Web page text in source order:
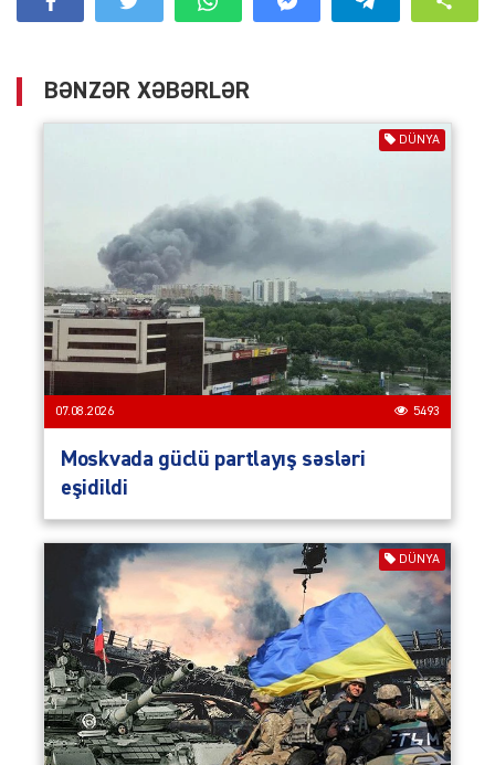
BƏNZƏR XƏBƏRLƏR
DÜNYA
07.08.2026 5493
Moskvada güclü partlayış səsləri
eşidildi
DÜNYA